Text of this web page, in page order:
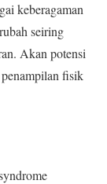
keberagaman
seiring
Akan potensi
fisik